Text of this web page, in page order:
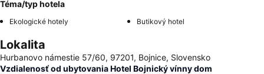
Téma/typ hotela
Ekologické hotely Butikový hotel
Lokalita
Hurbanovo námestie 57/60, 97201, Bojnice, Slovensko
Vzdialenosť od ubytovania Hotel Bojnický vínny dom